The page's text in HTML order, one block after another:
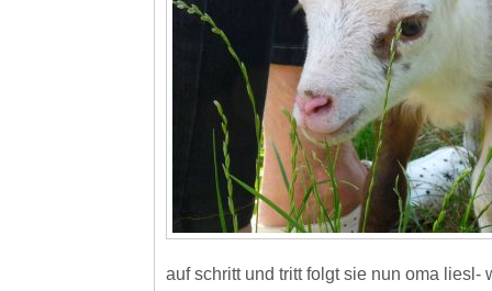
auf schritt und tritt folgt sie nun oma liesl-